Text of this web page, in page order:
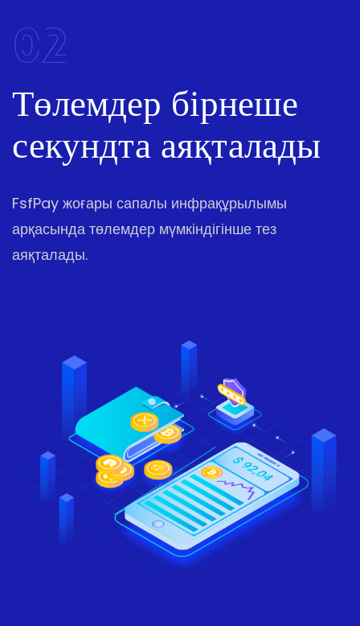
02
Төлемдер бірнеше
секундта аяқталады
FsfPay жоғары сапалы инфрақұрылымы
арқасында төлемдер мүмкіндігінше тез
аяқталады.